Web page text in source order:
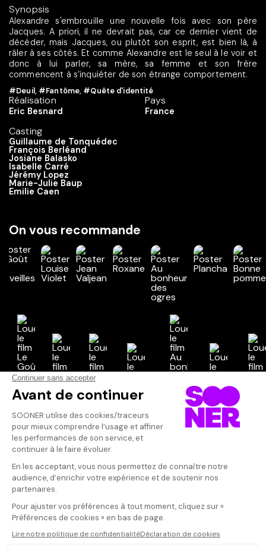
Synopsis
Alexandre s'embrouille une nouvelle fois avec son père
Jacques. A priori, il ne devrait pas, car ce dernier vient de
décéder, mais Jacques, ou plutôt son esprit, est bien là, à
râler à ses côtés. Et comme Alexandre est le seul à le voir et
donc à lui parler, sa mère, sa femme et son frère
commencent à s’inquiéter de son étrange comportement.
#Deuil, #Fantôme, #Quête d'identité
Réalisation
Eric Besnard
Casting
Guillaume de Tonquédec
François Berléand
Josiane Balasko
Isabelle Carré
Jérémy Lopez
Marie-Julie Baup
Emilie Caen
Pays
France
On vous recommande
Vos avis
Donnez votre avis
Votre note
Votre commentaire
Il faut vous connecter pour
publier un avis